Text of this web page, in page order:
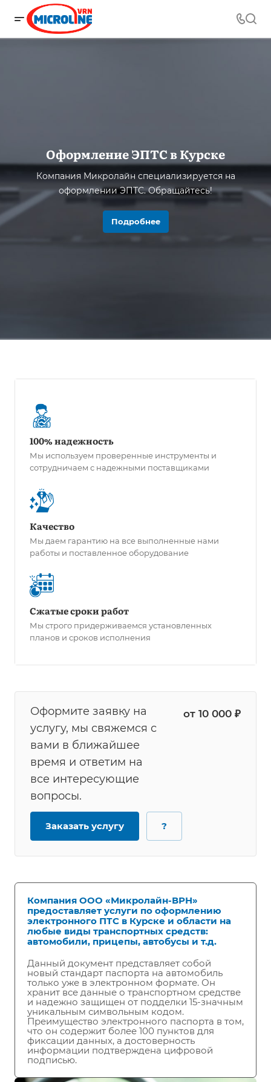
Оформление ЭПТС в Курске
Компания Микролайн специализируется на
оформлении ЭПТС. Обращайтесь!
Подробнее
100% надежность
Мы используем проверенные инструменты и
сотрудничаем с надежными поставщиками
Качество
Мы даем гарантию на все выполненные нами
работы и поставленное оборудование
Сжатые сроки работ
Мы строго придерживаемся установленных
планов и сроков исполнения
Оформите заявку на
услугу, мы свяжемся с
вами в ближайшее
время и ответим на
все интересующие
вопросы.
от 10 000 ₽
Заказать услугу ?
Компания ООО «Микролайн-ВРН»
предоставляет услуги по оформлению
электронного ПТС в Курске и области на
любые виды транспортных средств:
автомобили, прицепы, автобусы и т.д.
Данный документ представляет собой
новый стандарт паспорта на автомобиль
только уже в электронном формате. Он
хранит все данные о транспортном средстве
и надежно защищен от подделки 15-значным
уникальным символьным кодом.
Преимущество электронного паспорта в том,
что он содержит более 100 пунктов для
фиксации данных, а достоверность
информации подтверждена цифровой
подписью.